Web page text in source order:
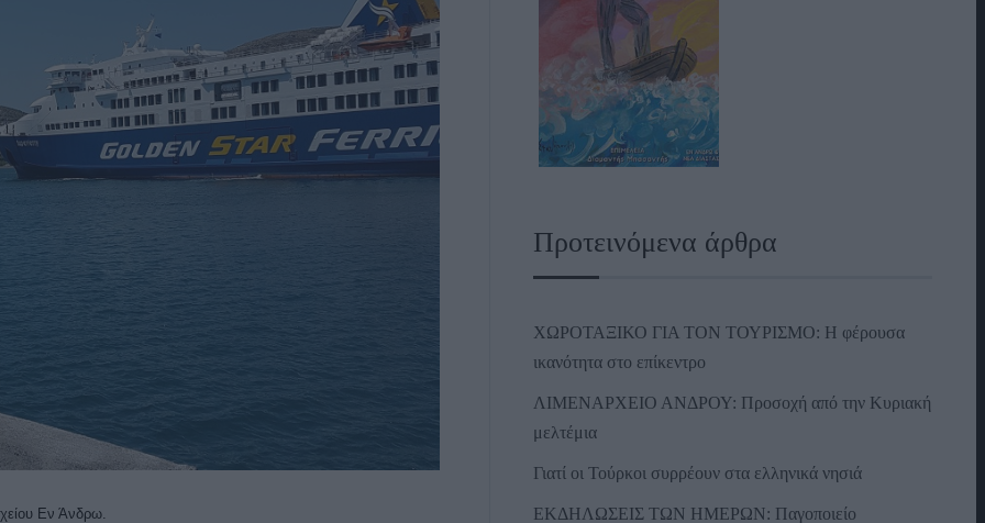
Εν Άνδρω.
Προτεινόμενα άρθρα
ΧΩΡΟΤΑΞΙΚΟ ΓΙΑ ΤΟΝ ΤΟΥΡΙΣΜΟ: Η φέρουσα
ικανότητα στο επίκεντρο
ΛΙΜΕΝΑΡΧΕΙΟ ΑΝΔΡΟΥ: Προσοχή από την Κυριακή
μελτέμια
Γιατί οι Τούρκοι συρρέουν στα ελληνικά νησιά
ΕΚΔΗΛΩΣΕΙΣ ΤΩΝ ΗΜΕΡΩΝ: Παγοποιείο